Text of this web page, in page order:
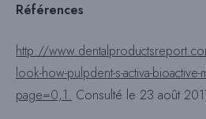
Références
http://
look-how-pulpdent-s-activa-bioactive-
page=0,1. Consulté le 23 août